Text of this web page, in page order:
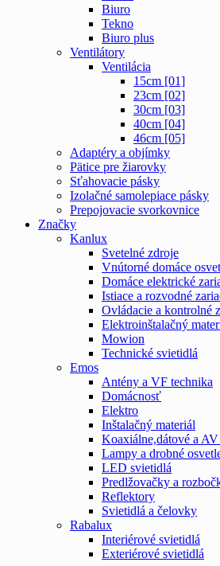
Biuro
Tekno
Biuro plus
Ventilátory
Ventilácia
15cm [01]
23cm [02]
30cm [03]
40cm [04]
46cm [05]
Adaptéry a objímky
Pätice pre žiarovky
Sťahovacie pásky
Izolačné samolepiace pásky
Prepojovacie svorkovnice
Značky
Kanlux
Svetelné zdroje
Vnútorné domáce
Domáce elektrické
Istiace a rozvodné
Ovládacie a kontrolné
Elektroinštalačný
Mowion
Technické svietidlá
Emos
Antény a VF technika
Domácnosť
Elektro
Inštalačný materiál
Koaxiálne,dátové a
Lampy a drobné
LED svietidlá
Predlžovačky a
Reflektory
Svietidlá a čelovky
Rabalux
Interiérové svietidlá
Exteriérové svietidlá